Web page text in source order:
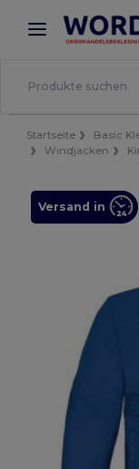
× Wordans
Bessere
Startseite Basic
Windjacken
Versand in